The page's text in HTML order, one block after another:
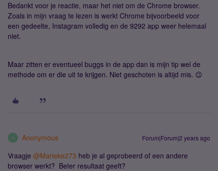
Bedankt voor je reactie, maar het niet om de Chrome browser.
Zoals in mijn vraag te lezen is werkt Chrome bijvoorbeeld voor
een gedeelte, Instagram volledig en de 9292 app weer helemaal
niet.
Maar zitten er eventueel buggs in de app dan is mijn tip wel de
methode om er die uit te krijgen. Niet geschoten is altijd mis. 😉
A Anonymous Forum|Forum|2 years ago
Vraagje @Marieke273 heb je al geprobeerd of een andere
browser werkt? Beter resultaat geeft?